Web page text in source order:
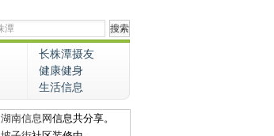
长株潭摄友
健康健身
生活信息
湖南信息网信息共分享。